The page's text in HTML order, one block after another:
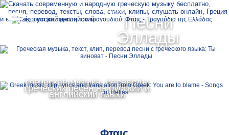
Песни
Эллады
греческая музыка, переводы
греческих песен на русский и
английский языки
Ελληνικά
Русский
MENU